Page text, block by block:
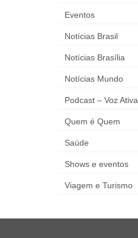
Eventos
Notícias Brasil
Notícias Brasília
Notícias Mundo
Podcast – Voz Ativa
Quem é Quem
Saúde
Shows e eventos
Viagem e Turismo